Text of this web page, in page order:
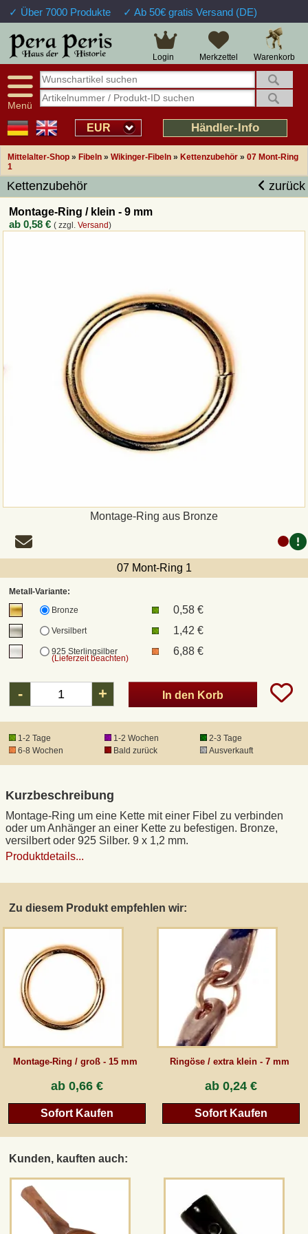
✓ Über 7000 Produkte ✓ Ab 50€ gratis Versand (DE)
Warenkorb
Merkzettel
Login
Menü
EUR Händler-Info
Mittelalter-Shop » Fibeln » Wikinger-Fibeln » Kettenzubehör » 07 Mont-Ring
1
Kettenzubehör zurück
Montage-Ring / klein - 9 mm
ab0,58 € ( zzgl.Versand)
Montage-Ring aus Bronze
07 Mont-Ring 1
Metall-Variante:
Bronze
0,58 €
Versilbert 1,42 €
925 Sterlingsilber
(Lieferzeit beachten)
6,88 €
- + In den Korb
1-2 Tage 1-2 Wochen
2-3 Tage
6-8 Wochen
Bald zurück Ausverkauft
Kurzbeschreibung
Montage-Ring um eine Kette mit einer Fibel zu verbinden
oder um Anhänger an einer Kette zu befestigen. Bronze,
versilbert oder 925 Silber. 9 x 1,2 mm.
Produktdetails...
Zu diesem Produkt empfehlen wir:
Montage-Ring / groß - 15 mm
ab 0,66 €
Sofort Kaufen
Ringöse / extra klein - 7 mm
ab 0,24 €
Sofort Kaufen
Kunden, kauften auch: